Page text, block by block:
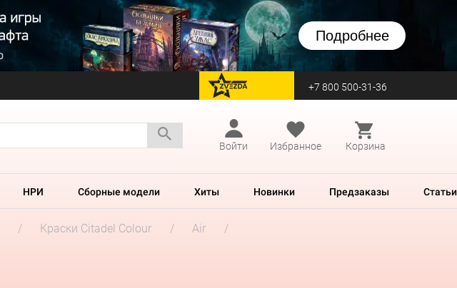
Подробнее
перейти на Zvezda +7 800 500-31-36
Войти
Избранное Корзина
НРИ Сборные модели Хиты Новинки Предзаказы Статьи
Краски Citadel Colour
Air